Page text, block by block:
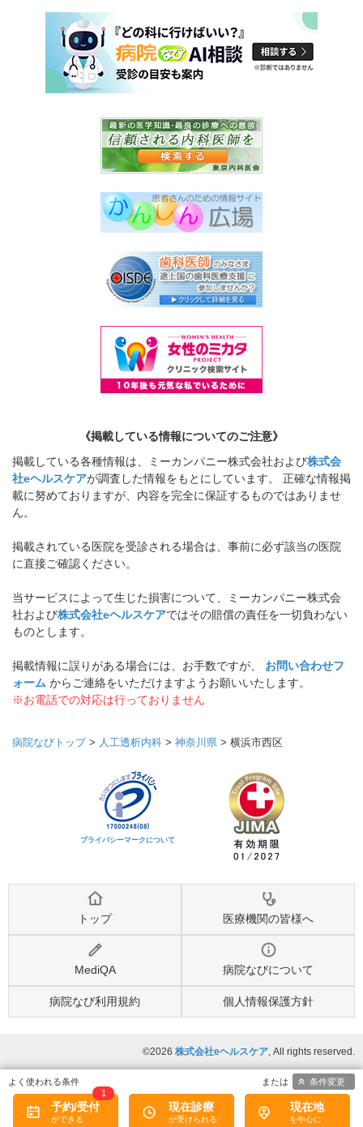
《掲載している情報についてのご注意》
掲載している各種情報は、ミーカンパニー株式会社および株式会
社eヘルスケアが調査した情報をもとにしています。 正確な情報掲
載に努めておりますが、内容を完全に保証するものではありませ
ん。
掲載されている医院を受診される場合は、事前に必ず該当の医院
に直接ご確認ください。
当サービスによって生じた損害について、ミーカンパニー株式会
社および株式会社eヘルスケアではその賠償の責任を一切負わない
ものとします。
掲載情報に誤りがある場合には、お手数ですが、 お問い合わせフ
ォーム からご連絡をいただけますようお願いいたします。
※お電話での対応は行っておりません
病院なびトップ> 人工透析内科 > 神奈川県 > 横浜市西区
プライバシーマークについて
トップ 医療機関の皆様へ
MediQA 病院なびについて
病院なび利用規約 個人情報保護方針
©2026 株式会社eヘルスケア, All rights reserved.
予約/受付
1
現在診療 現在地
条件変更